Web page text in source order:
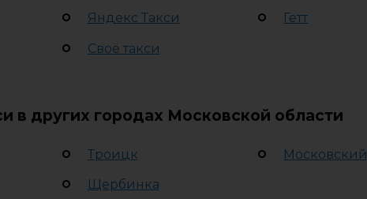
Яндекс Такси
Своё такси
Гетт
в других городах Московской области
Троицк
Щербинка
Московский